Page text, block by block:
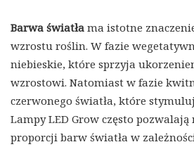
Barwa światła ma istotne
wzrostu roślin. W fazie
niebieskie, które sprzyja
wzrostowi. Natomiast w fazie
czerwonego światła, które
Lampy LED Grow często
proporcji barw światła w